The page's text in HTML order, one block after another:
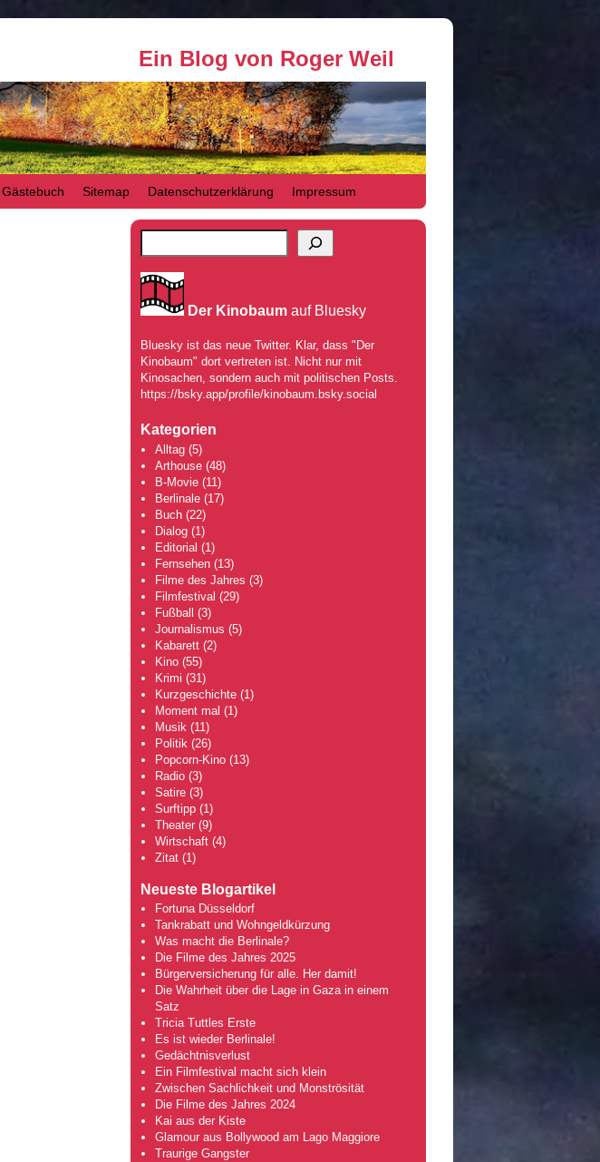
Ein Blog von Roger Weil
Gästebuch Sitemap Datenschutzerklärung Impressum
Der Kinobaumauf Bluesky
Bluesky ist das neue Twitter. Klar, dass "Der
Kinobaum" dort vertreten ist. Nicht nur mit
Kinosachen, sondern auch mit politischen Posts.
https://bsky.app/profile/kinobaum.bsky.social
Kategorien
Alltag(5)
Arthouse(48)
B-Movie(11)
Berlinale(17)
Buch(22)
Dialog(1)
Editorial (1)
Fernsehen(13)
Filme des Jahres (3)
Filmfestival (29)
Fußball (3)
Journalismus (5)
Kabarett(2)
Kino(55)
Krimi (31)
Kurzgeschichte(1)
Moment mal (1)
Musik (11)
Politik (26)
Popcorn-Kino(13)
Radio(3)
Satire(3)
Surftipp(1)
Theater(9)
Wirtschaft(4)
Zitat(1)
Neueste Blogartikel
Fortuna Düsseldorf
Tankrabatt und Wohngeldkürzung
Was macht die Berlinale?
Die Filme des Jahres 2025
Bürgerversicherung für alle. Her damit!
Die Wahrheit über die Lage in Gaza in einem
Satz
Tricia Tuttles Erste
Es ist wieder Berlinale!
Gedächtnisverlust
Ein Filmfestival macht sich klein
Zwischen Sachlichkeit und Monströsität
Die Filme des Jahres 2024
Kai aus der Kiste
Glamour aus Bollywood am Lago Maggiore
Traurige Gangster